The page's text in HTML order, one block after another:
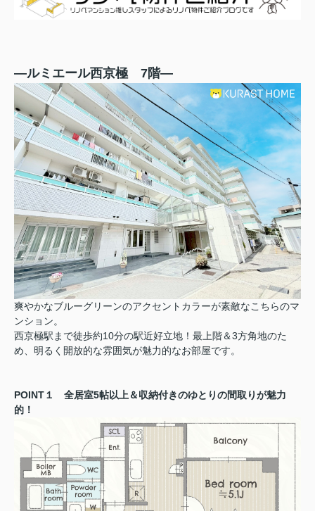
―ルミエール西京極 7階―
爽やかなブルーグリーンのアクセントカラーが素敵なこちらのマ
ンション。
西京極駅まで徒歩約10分の駅近好立地！最上階＆3方角地のた
め、明るく開放的な雰囲気が魅力的なお部屋です。
POINT１ 全居室5帖以上＆収納付きのゆとりの間取りが魅力
的！